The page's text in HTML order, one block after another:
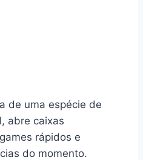
de uma espécie de
abre caixas
rápidos e
do momento.